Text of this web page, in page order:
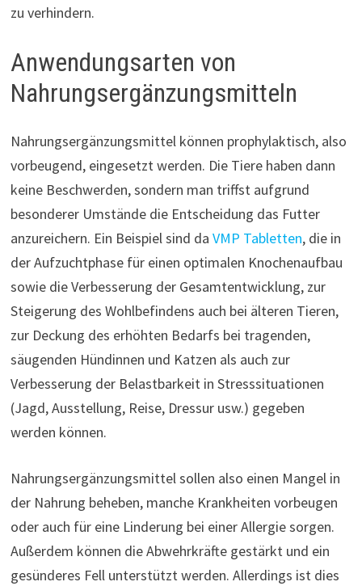
zu verhindern.
Anwendungsarten von
Nahrungsergänzungsmitteln
Nahrungsergänzungsmittel können prophylaktisch, also
vorbeugend, eingesetzt werden. Die Tiere haben dann
keine Beschwerden, sondern man triffst aufgrund
besonderer Umstände die Entscheidung das Futter
anzureichern. Ein Beispiel sind da VMP Tabletten, die in
der Aufzuchtphase für einen optimalen Knochenaufbau
sowie die Verbesserung der Gesamtentwicklung, zur
Steigerung des Wohlbefindens auch bei älteren Tieren,
zur Deckung des erhöhten Bedarfs bei tragenden,
säugenden Hündinnen und Katzen als auch zur
Verbesserung der Belastbarkeit in Stresssituationen
(Jagd, Ausstellung, Reise, Dressur usw.) gegeben
werden können.
Nahrungsergänzungsmittel sollen also einen Mangel in
der Nahrung beheben, manche Krankheiten vorbeugen
oder auch für eine Linderung bei einer Allergie sorgen.
Außerdem können die Abwehrkräfte gestärkt und ein
gesünderes Fell unterstützt werden. Allerdings ist dies